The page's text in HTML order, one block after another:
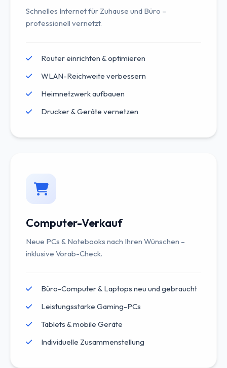
Schnelles Internet für Zuhause und Büro –
professionell vernetzt.
Router einrichten & optimieren
WLAN-Reichweite verbessern
Heimnetzwerk aufbauen
Drucker & Geräte vernetzen
Computer-Verkauf
Neue PCs & Notebooks nach Ihren Wünschen –
inklusive Vorab-Check.
Büro-Computer & Laptops neu und gebraucht
Leistungsstarke Gaming-PCs
Tablets & mobile Geräte
Individuelle Zusammenstellung